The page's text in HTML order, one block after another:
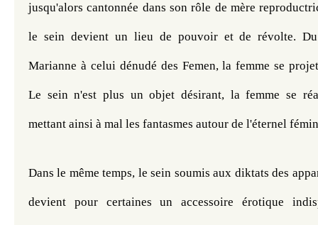
jusqu'alors cantonnée dans son rôle de mère
le sein devient un lieu de pouvoir et de révolte.
Marianne à celui dénudé des Femen, la femme se
Le sein n'est plus un objet désirant, la femme se
mettant ainsi à mal les fantasmes autour de l'éternel
Dans le même temps, le sein soumis aux diktats des
devient pour certaines un accessoire érotique